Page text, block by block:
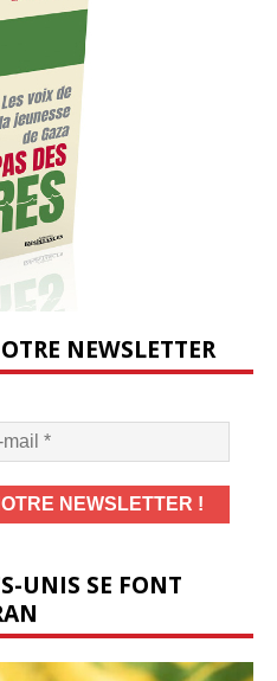
NEWSLETTER
UNIS SE FONT